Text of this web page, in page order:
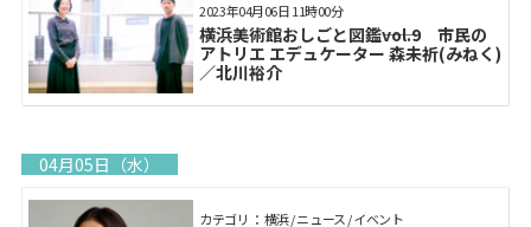
横浜美術館おしごと図鑑――vol.9 市民の
アトリエ エデュケーター 森未祈(みねく)
／北川裕介
2023年04月06日 11時00分
04月05日（水）
カテゴリ： 横浜 / ニュース / イベント